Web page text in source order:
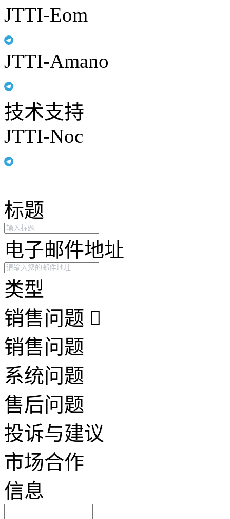
JTTI-Eom
JTTI-Amano
技术支持
JTTI-Noc
标题
电子邮件地址
类型
销售问题
销售问题
系统问题
售后问题
投诉与建议
市场合作
信息